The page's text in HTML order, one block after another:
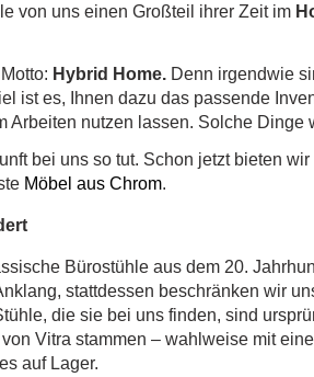
von uns einen Großteil ihrer Zeit im
Hybrid Home. Denn irgendwie
ist es, Ihnen dazu das passende
nutzen lassen. Solche
bei uns so tut. Schon jetzt bieten
Möbel aus Chrom.
Bürostühle aus dem 20.
stattdessen beschränken wir
die sie bei uns finden, sind
Vitra stammen – wahlweise mit
auf Lager.